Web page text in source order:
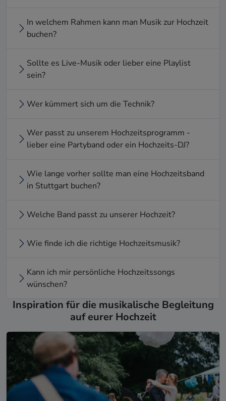
In welchem Rahmen kann man Musik zur Hochzeit
buchen?
Sollte es Live-Musik oder lieber eine Playlist
sein?
Wer kümmert sich um die Technik?
Wer passt zu unserem Hochzeitsprogramm -
lieber eine Partyband oder ein Hochzeits-DJ?
Wie lange vorher sollte man eine Hochzeitsband
in Stuttgart buchen?
Welche Band passt zu unserer Hochzeit?
Wie finde ich die richtige Hochzeitsmusik?
Kann ich mir persönliche Hochzeitssongs
wünschen?
Inspiration für die musikalische Begleitung
auf eurer Hochzeit